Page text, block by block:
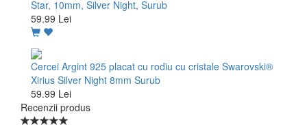
Star, 10mm, Silver Night, Surub
59.99 Lei
Cercei Argint 925 placat cu rodiu cu cristale Swarovski®
Xirius Silver Night 8mm Surub
59.99 Lei
Recenzii produs